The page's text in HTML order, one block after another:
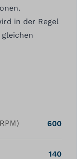
in der Regel
600
140